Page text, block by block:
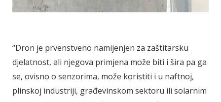
“Dron je prvenstveno namijenjen za zaštitarsku
djelatnost, ali njegova primjena može biti i šira pa ga
se, ovisno o senzorima, može koristiti i u naftnoj,
plinskoj industriji, građevinskom sektoru ili solarnim